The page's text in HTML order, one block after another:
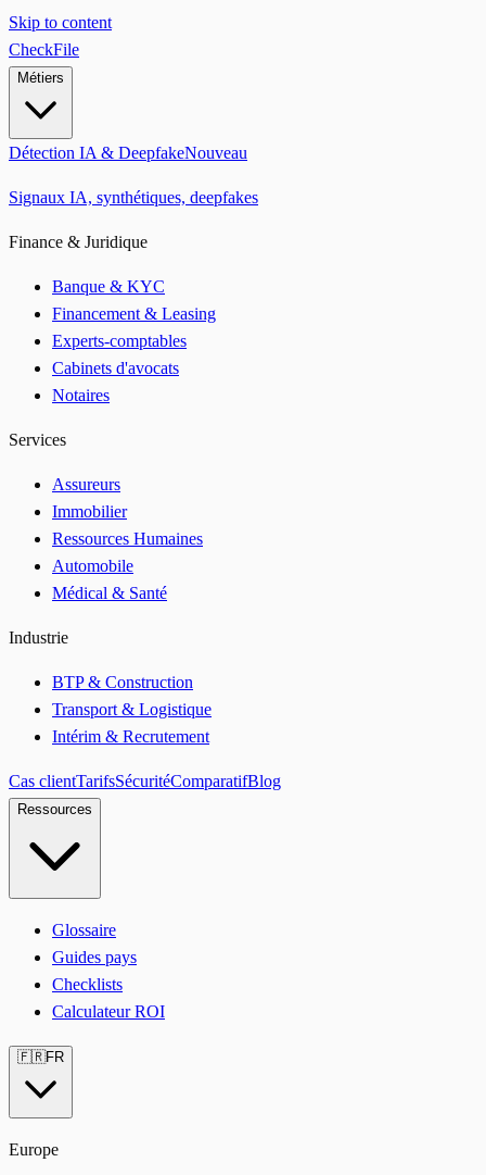
Skip to content
CheckFile
Métiers
Détection IA & DeepfakeNouveau
Signaux IA, synthétiques, deepfakes
Finance & Juridique
Banque & KYC
Financement & Leasing
Experts-comptables
Cabinets d'avocats
Notaires
Services
Assureurs
Immobilier
Ressources Humaines
Automobile
Médical & Santé
Industrie
BTP & Construction
Transport & Logistique
Intérim & Recrutement
Cas clientTarifsSécuritéComparatifBlog
Ressources
Glossaire
Guides pays
Checklists
Calculateur ROI
🇫🇷FR
Europe